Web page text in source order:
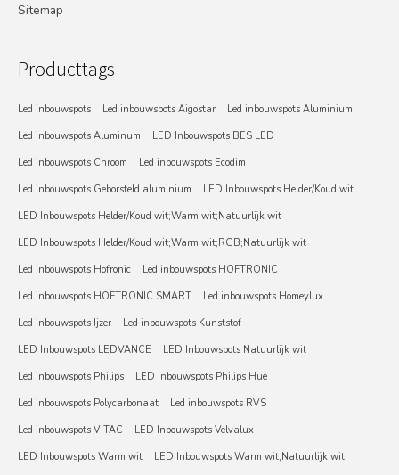
Sitemap
Producttags
Led inbouwspots Led inbouwspots Aigostar
Led inbouwspots Aluminium
Led inbouwspots Aluminum
LED Inbouwspots BES LED
Led inbouwspots Chroom
Led inbouwspots Ecodim
Led inbouwspots Geborsteld aluminium
LED Inbouwspots Helder/Koud wit
LED Inbouwspots Helder/Koud wit;Warm wit;Natuurlijk wit
LED Inbouwspots Helder/Koud wit;Warm wit;RGB;Natuurlijk wit
Led inbouwspots Hofronic
Led inbouwspots HOFTRONIC
Led inbouwspots HOFTRONIC SMART
Led inbouwspots Homeylux
Led inbouwspots Ijzer
Led inbouwspots Kunststof
LED Inbouwspots LEDVANCE
LED Inbouwspots Natuurlijk wit
Led inbouwspots Philips
LED Inbouwspots Philips Hue
Led inbouwspots Polycarbonaat
Led inbouwspots RVS
Led inbouwspots V-TAC
LED Inbouwspots Velvalux
LED Inbouwspots Warm wit
LED Inbouwspots Warm wit;Natuurlijk wit